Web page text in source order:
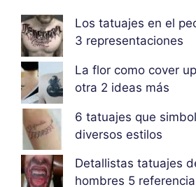
Los tatuajes en el
3 representaciones
La flor como cover
otra 2 ideas más
6 tatuajes que
diversos estilos
Detallistas tatuajes
hombres 5